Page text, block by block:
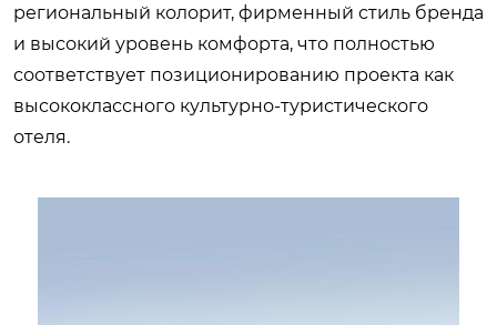
региональный колорит, фирменный стиль бренда
и высокий уровень комфорта, что полностью
соответствует позиционированию проекта как
высококлассного культурно-туристического
отеля.